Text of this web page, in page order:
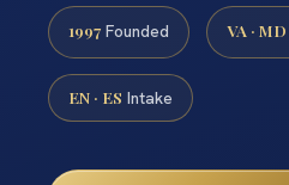
1997 Founded VA · MD
EN · ES Intake